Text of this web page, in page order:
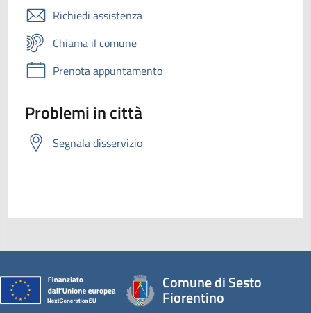
Richiedi assistenza
Chiama il comune
Prenota appuntamento
Problemi in città
Segnala disservizio
Comune di Sesto
Fiorentino